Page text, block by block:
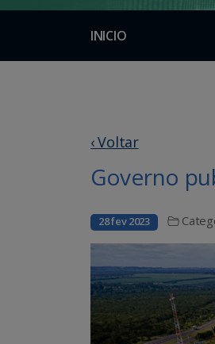
INICIO
‹ Voltar
Governo
28 fev 2023